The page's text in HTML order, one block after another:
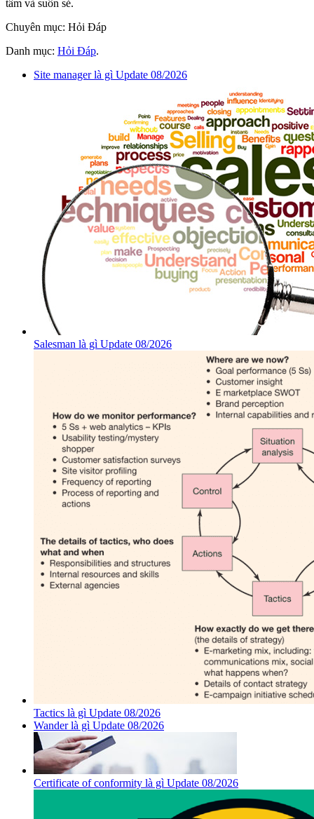
tâm và suôn sẻ.
Chuyên mục: Hỏi Đáp
Danh mục: Hỏi Đáp.
Site manager là gì Update 08/2026
Salesman là gì Update 08/2026
Tactics là gì Update 08/2026
Wander là gì Update 08/2026
Certificate of conformity là gì Update 08/2026